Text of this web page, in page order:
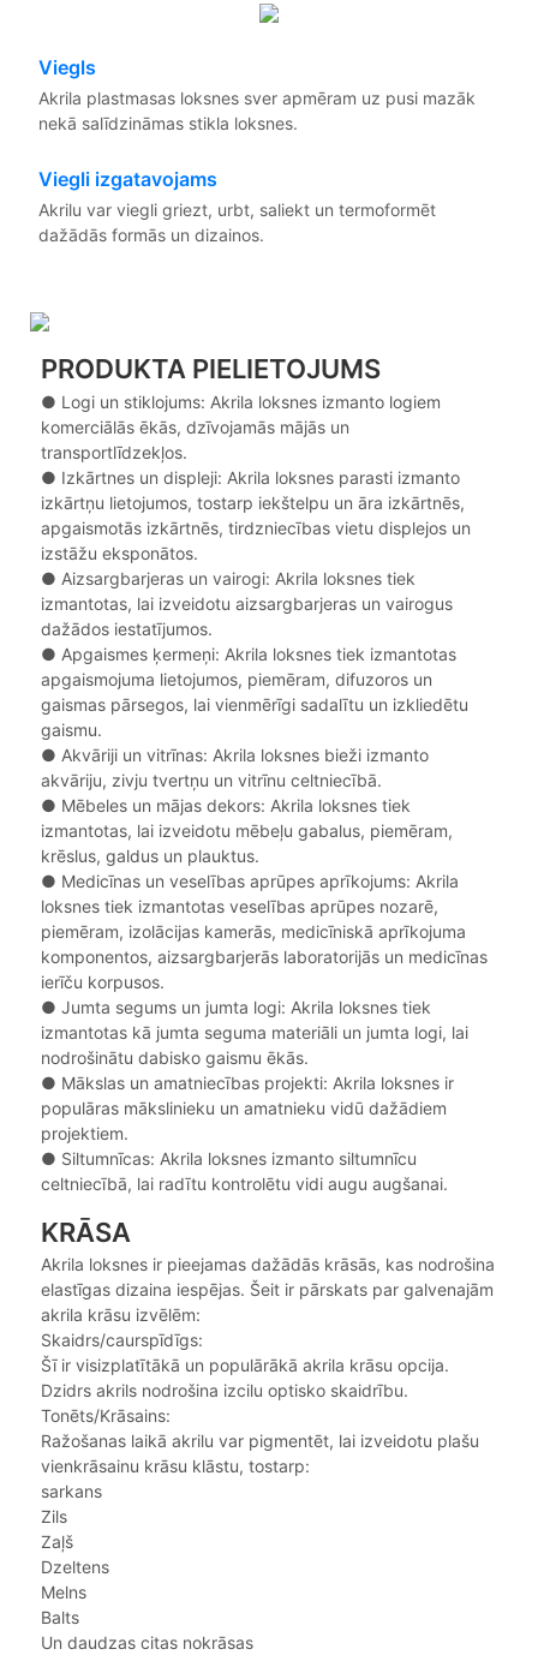
Viegls
Akrila plastmasas loksnes sver apmēram uz pusi mazāk
nekā salīdzināmas stikla loksnes.
Viegli izgatavojams
Akrilu var viegli griezt, urbt, saliekt un termoformēt
dažādās formās un dizainos.
PRODUKTA PIELIETOJUMS
● Logi un stiklojums: Akrila loksnes izmanto logiem
komerciālās ēkās, dzīvojamās mājās un
transportlīdzekļos.
● Izkārtnes un displeji: Akrila loksnes parasti izmanto
izkārtņu lietojumos, tostarp iekštelpu un āra izkārtnēs,
apgaismotās izkārtnēs, tirdzniecības vietu displejos un
izstāžu eksponātos.
● Aizsargbarjeras un vairogi: Akrila loksnes tiek
izmantotas, lai izveidotu aizsargbarjeras un vairogus
dažādos iestatījumos.
● Apgaismes ķermeņi: Akrila loksnes tiek izmantotas
apgaismojuma lietojumos, piemēram, difuzoros un
gaismas pārsegos, lai vienmērīgi sadalītu un izkliedētu
gaismu.
● Akvāriji un vitrīnas: Akrila loksnes bieži izmanto
akvāriju, zivju tvertņu un vitrīnu celtniecībā.
● Mēbeles un mājas dekors: Akrila loksnes tiek
izmantotas, lai izveidotu mēbeļu gabalus, piemēram,
krēslus, galdus un plauktus.
● Medicīnas un veselības aprūpes aprīkojums: Akrila
loksnes tiek izmantotas veselības aprūpes nozarē,
piemēram, izolācijas kamerās, medicīniskā aprīkojuma
komponentos, aizsargbarjerās laboratorijās un medicīnas
ierīču korpusos.
● Jumta segums un jumta logi: Akrila loksnes tiek
izmantotas kā jumta seguma materiāli un jumta logi, lai
nodrošinātu dabisko gaismu ēkās.
● Mākslas un amatniecības projekti: Akrila loksnes ir
populāras mākslinieku un amatnieku vidū dažādiem
projektiem.
● Siltumnīcas: Akrila loksnes izmanto siltumnīcu
celtniecībā, lai radītu kontrolētu vidi augu augšanai.
KRĀSA
Akrila loksnes ir pieejamas dažādās krāsās, kas nodrošina
elastīgas dizaina iespējas. Šeit ir pārskats par galvenajām
akrila krāsu izvēlēm:
Skaidrs/caurspīdīgs:
Šī ir visizplatītākā un populārākā akrila krāsu opcija.
Dzidrs akrils nodrošina izcilu optisko skaidrību.
Tonēts/Krāsains:
Ražošanas laikā akrilu var pigmentēt, lai izveidotu plašu
vienkrāsainu krāsu klāstu, tostarp:
sarkans
Zils
Zaļš
Dzeltens
Melns
Balts
Un daudzas citas nokrāsas